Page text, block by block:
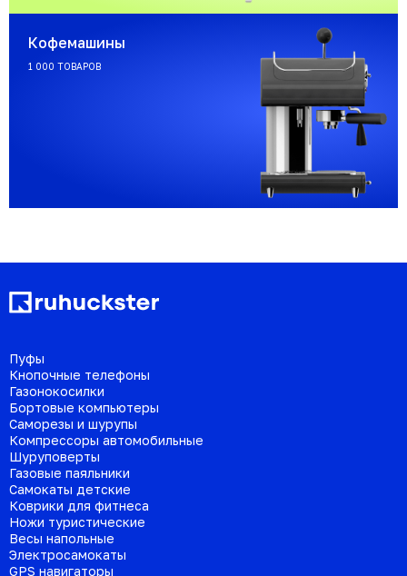
Кофемашины
1 000 ТОВАРОВ
Пуфы
Кнопочные телефоны
Газонокосилки
Бортовые компьютеры
Саморезы и шурупы
Компрессоры автомобильные
Шуруповерты
Газовые паяльники
Самокаты детские
Коврики для фитнеса
Ножи туристические
Весы напольные
Электросамокаты
GPS навигаторы